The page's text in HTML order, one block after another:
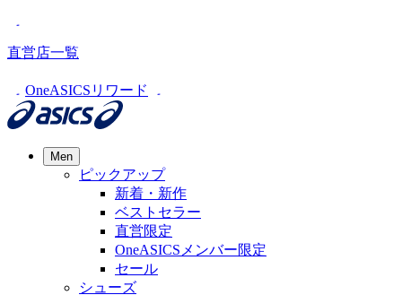
直営店一覧
OneASICSリワード
Men
ピックアップ
新着・新作
ベストセラー
直営限定
OneASICSメンバー限定
セール
シューズ